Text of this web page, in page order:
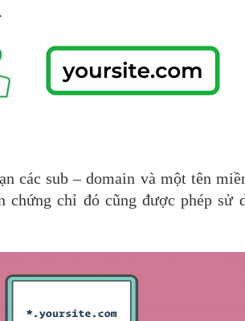
các sub – domain và một tên
chứng chỉ đó cũng được phép sử